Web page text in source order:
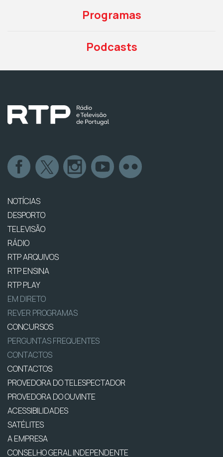
Programas
Podcasts
NOTÍCIAS
DESPORTO
TELEVISÃO
RÁDIO
RTP ARQUIVOS
RTP ENSINA
RTP PLAY
EM DIRETO
REVER PROGRAMAS
CONCURSOS
PERGUNTAS FREQUENTES
CONTACTOS
CONTACTOS
PROVEDORA DO TELESPECTADOR
PROVEDORA DO OUVINTE
ACESSIBILIDADES
SATÉLITES
A EMPRESA
CONSELHO GERAL INDEPENDENTE